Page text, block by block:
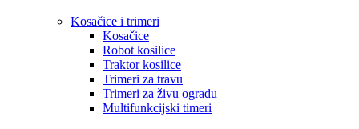
Kosačice i trimeri
Kosačice
Robot kosilice
Traktor kosilice
Trimeri za travu
Trimeri za živu ogradu
Multifunkcijski timeri